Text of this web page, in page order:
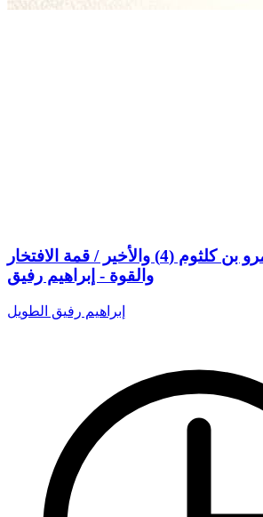
شرح معلقة عمرو بن كلثوم (4) والأخير / قمة الافتخار
والقوة - إبراهيم رفيق
إبراهيم رفيق الطويل